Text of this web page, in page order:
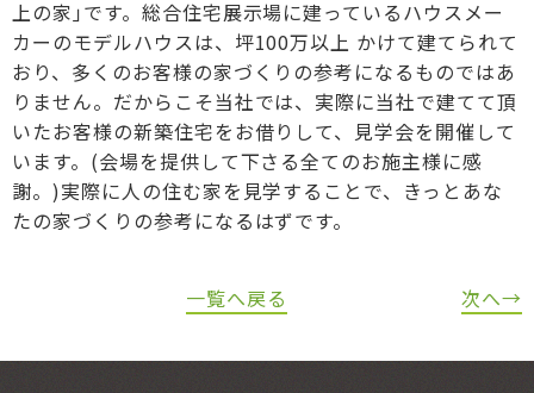
上の家｣です。総合住宅展示場に建っているハウスメー
カーのモデルハウスは、坪100万以上 かけて建てられて
おり、多くのお客様の家づくりの参考になるものではあ
りません。だからこそ当社では、実際に当社で建てて頂
いたお客様の新築住宅をお借りして、見学会を開催して
います。(会場を提供して下さる全てのお施主様に感
謝。)実際に人の住む家を見学することで、きっとあな
たの家づくりの参考になるはずです。
一覧へ戻る 次へ→